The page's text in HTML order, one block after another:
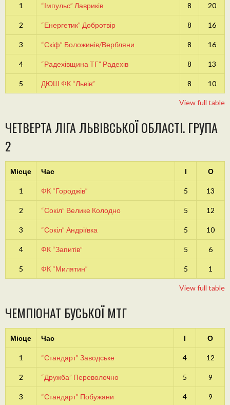
1 “Імпульс” Лавриків 8 20
2 “Енергетик” Добротвір 8 16
3 “Скіф” Боложинів/Вербляни 8 16
4 “Радехівщина ТГ” Радехів 8 13
5 ДЮШ ФК “Львів” 8 10
View full table
ЧЕТВЕРТА ЛІГА ЛЬВІВСЬКОЇ ОБЛАСТІ. ГРУПА
2
Місце Час І О
1 ФК “Городжів” 5 13
2 “Сокіл” Велике Колодно 5 12
3 “Сокіл” Андріївка 5 10
4 ФК “Запитів” 5 6
5 ФК “Милятин” 5 1
View full table
ЧЕМПІОНАТ БУСЬКОЇ МТГ
Місце Час І О
1 “Стандарт” Заводське 4 12
2 “Дружба” Переволочно 5 9
3 “Стандарт” Побужани 4 9